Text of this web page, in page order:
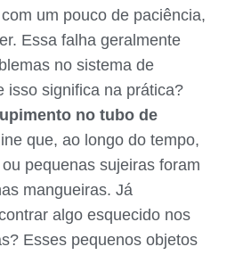
um pouco de paciência,
Essa falha geralmente
no sistema de
isso significa na prática?
no tubo de
que, ao longo do tempo,
pequenas sujeiras foram
mangueiras. Já
algo esquecido nos
Esses pequenos objetos